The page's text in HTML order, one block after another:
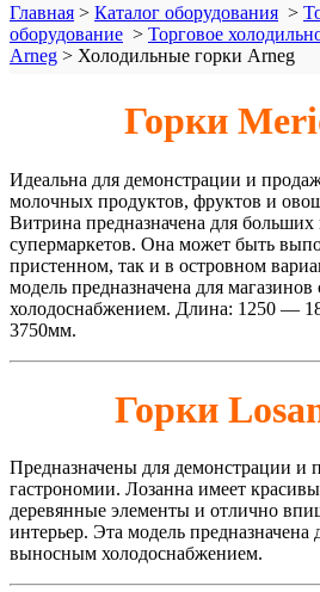
Главная > Каталог оборудования >
оборудование > Торговое
Arneg > Холодильные горки Arneg
Горки
Идеальна для демонстрации и
молочных продуктов, фруктов и
Витрина предназначена для больших
супермаркетов. Она может быть
пристенном, так и в островном
модель предназначена для
холодоснабжением. Длина: 1250 —
3750мм.
Горки
Предназначены для демонстрации и
гастрономии. Лозанна имеет
деревянные элементы и отлично
интерьер. Эта модель предназначена
выносным холодоснабжением.